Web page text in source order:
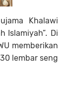
Khalawi
Islamiyah”. Di
memberikan
lembar seng